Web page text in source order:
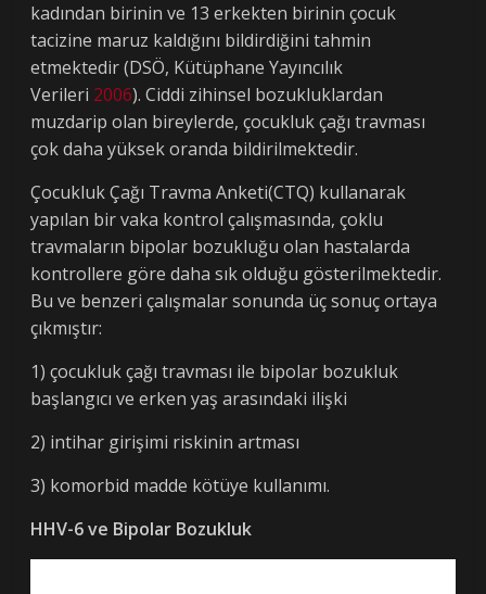
kadından birinin ve 13 erkekten birinin çocuk
tacizine maruz kaldığını bildirdiğini tahmin
etmektedir (DSÖ, Kütüphane Yayıncılık
Verileri 2006). Ciddi zihinsel bozukluklardan
muzdarip olan bireylerde, çocukluk çağı travması
çok daha yüksek oranda bildirilmektedir.
Çocukluk Çağı Travma Anketi(CTQ) kullanarak
yapılan bir vaka kontrol çalışmasında, çoklu
travmaların bipolar bozukluğu olan hastalarda
kontrollere göre daha sık olduğu gösterilmektedir.
Bu ve benzeri çalışmalar sonunda üç sonuç ortaya
çıkmıştır:
1) çocukluk çağı travması ile bipolar bozukluk
başlangıcı ve erken yaş arasındaki ilişki
2) intihar girişimi riskinin artması
3) komorbid madde kötüye kullanımı.
HHV-6 ve Bipolar Bozukluk